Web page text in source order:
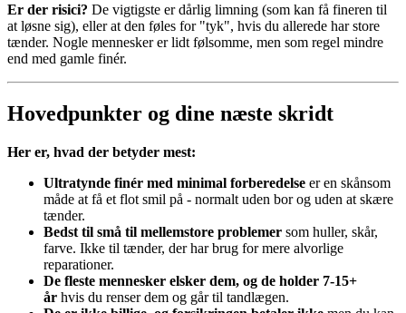
Er der risici? De vigtigste er dårlig limning (som kan få fineren til
at løsne sig), eller at den føles for "tyk", hvis du allerede har store
tænder. Nogle mennesker er lidt følsomme, men som regel mindre
end med gamle finér.
Hovedpunkter og dine næste skridt
Her er, hvad der betyder mest:
Ultratynde finér med minimal forberedelse er en skånsom
måde at få et flot smil på - normalt uden bor og uden at skære
tænder.
Bedst til små til mellemstore problemer som huller, skår,
farve. Ikke til tænder, der har brug for mere alvorlige
reparationer.
De fleste mennesker elsker dem, og de holder 7-15+
år hvis du renser dem og går til tandlægen.